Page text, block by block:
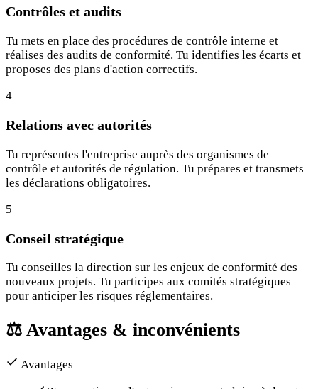
Contrôles et audits
Tu mets en place des procédures de contrôle interne et
réalises des audits de conformité. Tu identifies les écarts et
proposes des plans d'action correctifs.
4
Relations avec autorités
Tu représentes l'entreprise auprès des organismes de
contrôle et autorités de régulation. Tu prépares et transmets
les déclarations obligatoires.
5
Conseil stratégique
Tu conseilles la direction sur les enjeux de conformité des
nouveaux projets. Tu participes aux comités stratégiques
pour anticiper les risques réglementaires.
⚖️ Avantages & inconvénients
Avantages